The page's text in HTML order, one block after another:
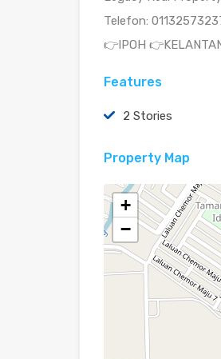
Telefon:
👉IPOH
Features
2 Stories
Property Map
+
−